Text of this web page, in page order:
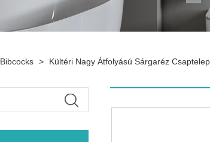
Bibcocks > Kültéri Nagy Átfolyású Sárgaréz